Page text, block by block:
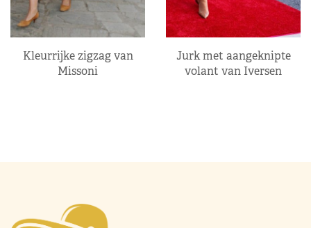
Kleurrijke zigzag van
Missoni
Jurk met aangeknipte
volant van Iversen